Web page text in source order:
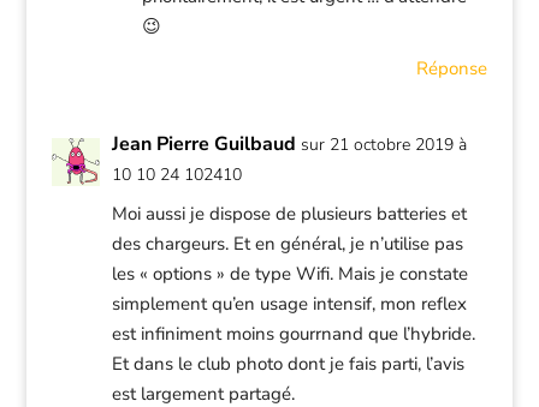
😉
Réponse
Jean Pierre Guilbaud sur 21 octobre 2019 à
10 10 24 102410
Moi aussi je dispose de plusieurs batteries et
des chargeurs. Et en général, je n’utilise pas
les « options » de type Wifi. Mais je constate
simplement qu’en usage intensif, mon reflex
est infiniment moins gourrnand que l’hybride.
Et dans le club photo dont je fais parti, l’avis
est largement partagé.